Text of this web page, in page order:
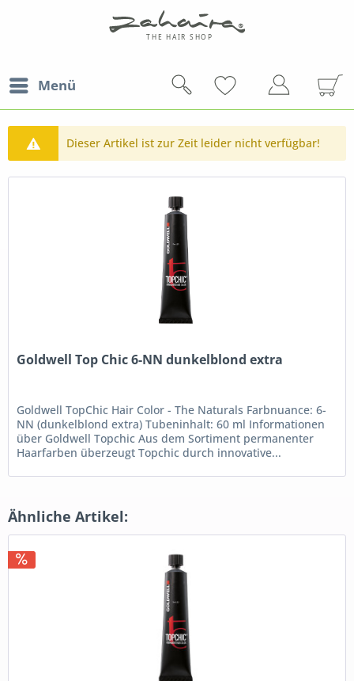
Menü
Dieser Artikel ist zur Zeit leider nicht verfügbar!
Goldwell Top Chic 6-NN dunkelblond extra
Goldwell TopChic Hair Color - The Naturals Farbnuance: 6-
NN (dunkelblond extra) Tubeninhalt: 60 ml Informationen
über Goldwell Topchic Aus dem Sortiment permanenter
Haarfarben überzeugt Topchic durch innovative...
Ähnliche Artikel: